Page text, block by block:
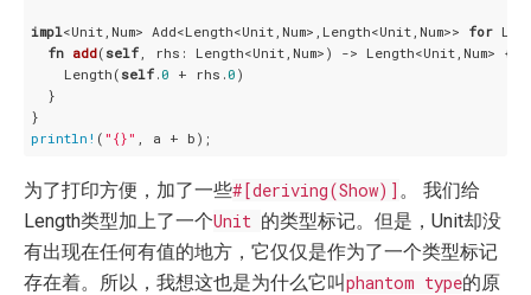
impl<Unit,Num> Add<Length<Unit,Num>,Length<Unit,Num>> for
fn add( self, rhs: Length<Unit,Num>) -> Length<Unit,Num> {
    Length(
self. 0 + rhs. 0 )
  }
println! ( "{}"
为了打印方便，加了一些#[deriving(Show)] 。 我们给
Length类型加上了一个Unit 的类型标记。但是，Unit却没
有出现在任何有值的地方，它仅仅是作为了一个类型标记
存在着。所以，我想这也是为什么它叫phantom type的原